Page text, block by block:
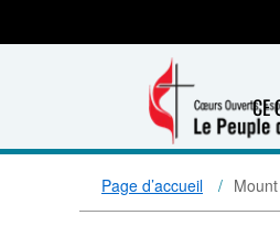
CE
Page d’accueil